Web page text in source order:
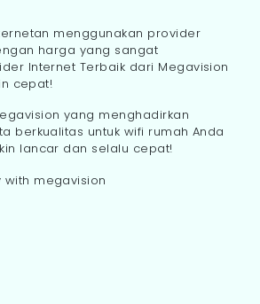
menggunakan provider
harga yang sangat
Internet Terbaik dari Megavision
cepat!
yang menghadirkan
berkualitas untuk wifi rumah Anda
lancar dan selalu cepat!